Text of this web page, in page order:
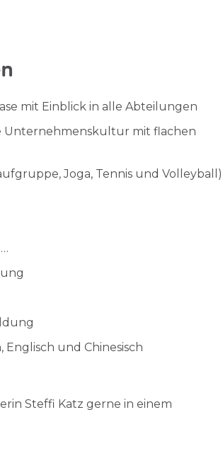
mit Einblick in alle Abteilungen
Unternehmenskultur mit flachen
Joga, Tennis und Volleyball)
Englisch und Chinesisch
Steffi Katz gerne in einem